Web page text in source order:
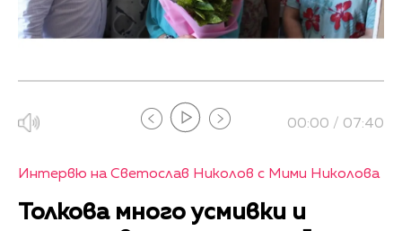
00:00 / 07:40
Интервю на Светослав Николов с Мими Николова
Толкова много усмивки и